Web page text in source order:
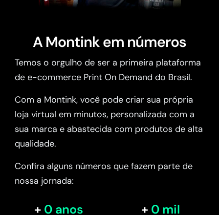
A Montink em números
Temos o orgulho de ser a primeira plataforma
de e-commerce Print On Demand do Brasil.
Com a Montink, você pode criar sua própria
loja virtual em minutos, personalizada com a
sua marca e abastecida com produtos de alta
qualidade.
Confira alguns números que fazem parte de
nossa jornada:
0 anos 0 mil